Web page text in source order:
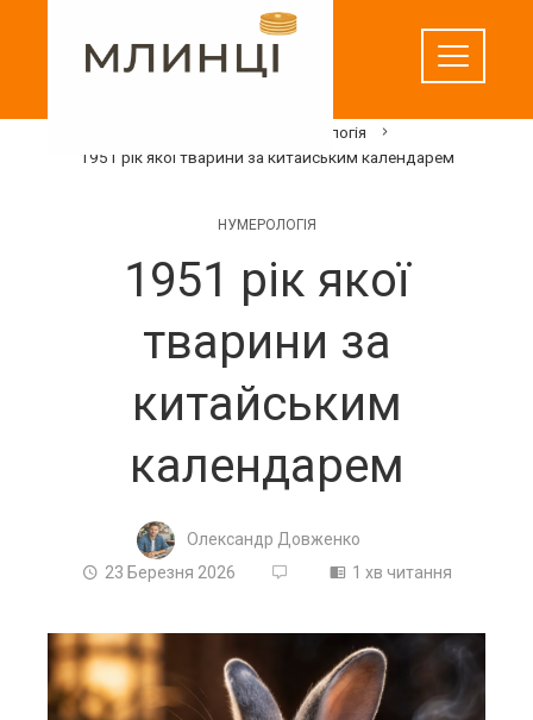
Нумерологія
1951 рік якої тварини за китайським календарем
НУМЕРОЛОГІЯ
1951 рік якої
тварини за
китайським
календарем
Олександр Довженко
23 Березня 2026
1 хв читання